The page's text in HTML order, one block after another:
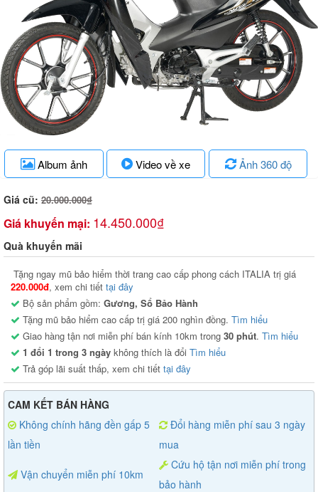
Album ảnh Video về xe Ảnh 360 độ
Giá cũ: 20.000.000₫
Giá khuyến mại: 14.450.000₫
Quà khuyến mãi
Tặng ngay mũ bảo hiểm thời trang cao cấp phong cách ITALIA trị giá
220.000đ, xem chi tiết tại đây
Bộ sản phẩm gồm: Gương, Sổ Bảo Hành
Tặng mũ bảo hiểm cao cấp trị giá 200 nghìn đồng. Tìm hiểu
Giao hàng tận nơi miễn phí bán kính 10km trong 30 phút. Tìm hiểu
1 đổi 1 trong 3 ngày không thích là đổi Tìm hiểu
Trả góp lãi suất thấp, xem chi tiết tại đây
CAM KẾT BÁN HÀNG
Không chính hãng đền gấp 5
lần tiền
Đổi hàng miễn phí sau 3 ngày
mua
Vận chuyển miễn phí 10km
Cứu hộ tận nơi miễn phí trong
bảo hành